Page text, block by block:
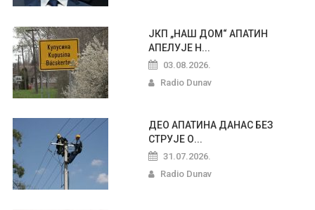
ЈКП „НАШ ДОМ“ АПАТИН
АПЕЛУЈЕ Н...
03.08.2026.
Radio Dunav
ДЕО АПАТИНА ДАНАС БЕЗ
СТРУЈЕ О...
31.07.2026.
Radio Dunav